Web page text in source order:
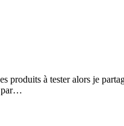
produits à tester alors je
par…